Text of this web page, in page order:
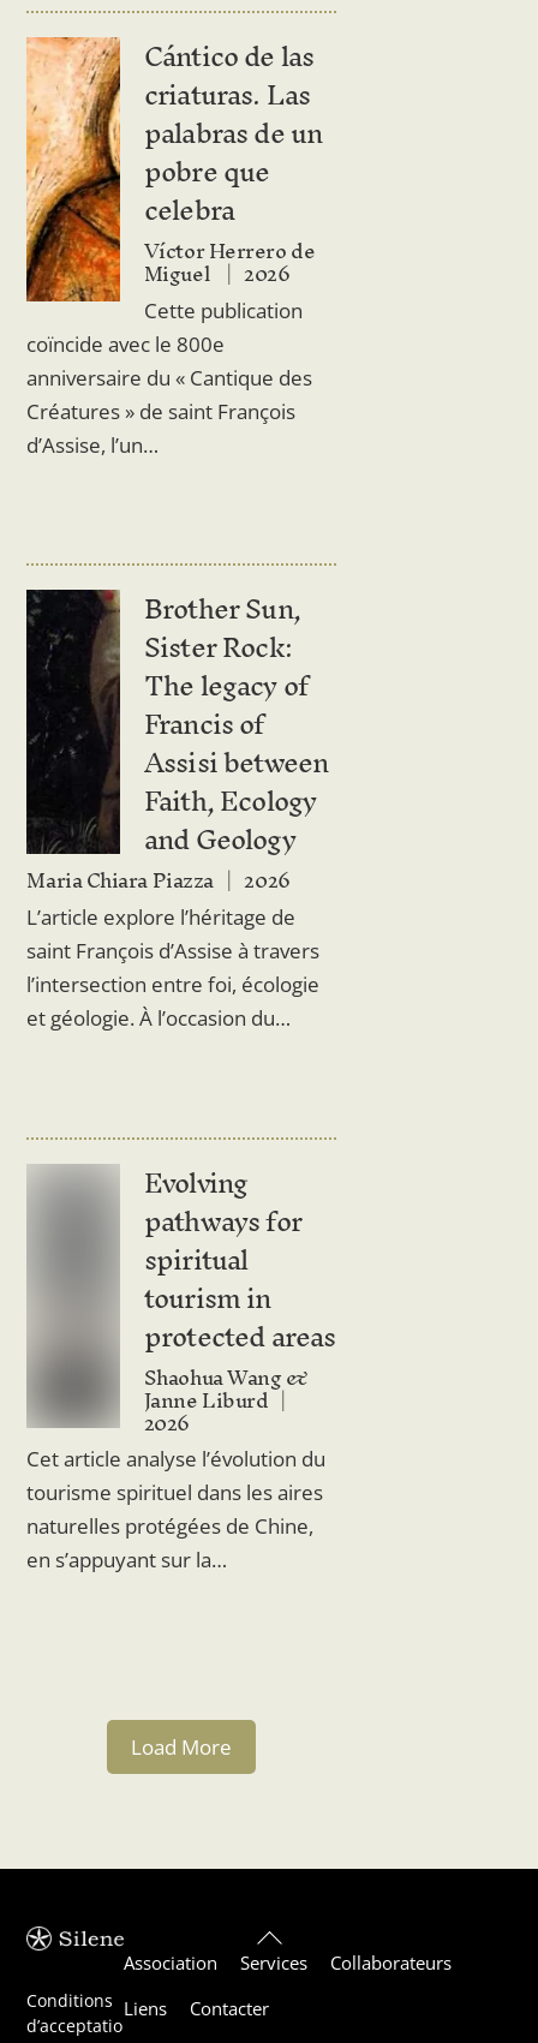
Cántico de las
criaturas. Las
palabras de un
pobre que
celebra
Víctor Herrero de
Miguel 2026
Cette publication
coïncide avec le 800e
anniversaire du « Cantique des
Créatures » de saint François
d’Assise, l’un…
Brother Sun,
Sister Rock:
The legacy of
Francis of
Assisi between
Faith, Ecology
and Geology
Maria Chiara Piazza 2026
L’article explore l’héritage de
saint François d’Assise à travers
l’intersection entre foi, écologie
et géologie. À l’occasion du…
Evolving
pathways for
spiritual
tourism in
protected areas
Shaohua Wang &
Janne Liburd
2026
Cet article analyse l’évolution du
tourisme spirituel dans les aires
naturelles protégées de Chine,
en s’appuyant sur la…
Load More
Back
To
Top
Conditions
d’acceptatio
Association Services
Collaborateurs
Liens
Contacter